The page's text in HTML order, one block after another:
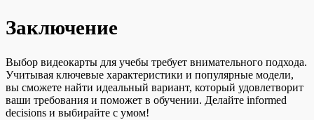
Заключение
Выбор видеокарты для учебы требует внимательного подхода.
Учитывая ключевые характеристики и популярные модели,
вы сможете найти идеальный вариант, который удовлетворит
ваши требования и поможет в обучении. Делайте informed
decisions и выбирайте с умом!